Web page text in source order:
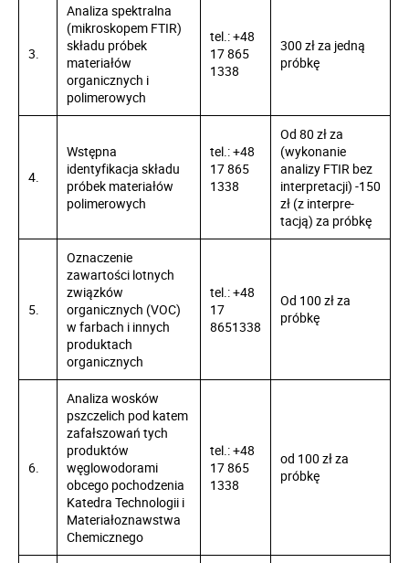
3.
Analiza spektralna
(mikroskopem FTIR)
składu próbek
materiałów
organicznych i
polimerowych
tel.: +48
17 865
1338
300 zł za jedną
próbkę
4.
Wstępna
identyfikacja składu
próbek materiałów
polimerowych
tel.: +48
17 865
1338
Od 80 zł za
(wykonanie
analizy FTIR bez
interpre­tacji) -150
zł (z interpre­
tacją) za próbkę
5.
Oznaczenie
zawartości lotnych
związków
organicznych (VOC)
w farbach i innych
produktach
organicznych
tel.: +48
17
8651338
Od 100 zł za
próbkę
6.
Analiza wosków
pszczelich pod katem
zafałszowań tych
produktów
węglowodorami
obcego pocho­dzenia
Katedra Technologii i
Materiałoznawstwa
Chemicznego
tel.: +48
17 865
1338
od 100 zł za
próbkę